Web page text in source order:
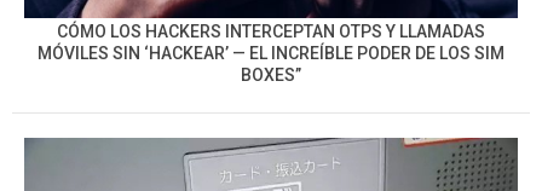
CÓMO LOS HACKERS INTERCEPTAN OTPS Y LLAMADAS
MÓVILES SIN ‘HACKEAR’ — EL INCREÍBLE PODER DE LOS SIM
BOXES”